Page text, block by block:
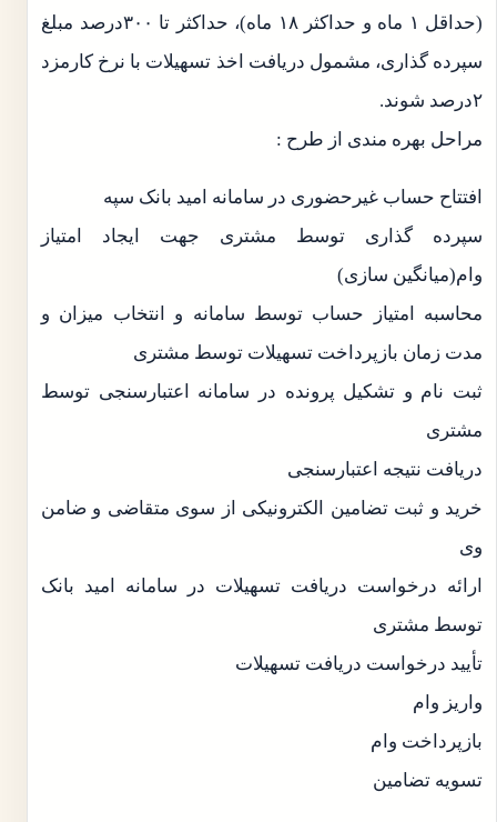
(حداقل ۱ ماه و حداکثر ۱۸ ماه)، حداکثر تا ۳۰۰درصد مبلغ
سپرده­ گذاری، مشمول دریافت اخذ تسهیلات با نرخ کارمزد
۲درصد شوند.
مراحل بهره مندی از طرح :
افتتاح حساب غیرحضوری در سامانه امید بانک سپه
سپرده گذاری توسط مشتری جهت ایجاد امتیاز
وام(میانگین سازی)
محاسبه امتیاز حساب توسط سامانه و انتخاب میزان و
مدت زمان بازپرداخت تسهیلات توسط مشتری
ثبت نام و تشکیل پرونده در سامانه اعتبارسنجی توسط
مشتری
دریافت نتیجه اعتبارسنجی
خرید و ثبت تضامین الکترونیکی از سوی متقاضی و ضامن
وی
ارائه درخواست دریافت تسهیلات در سامانه امید بانک
توسط مشتری
تأیید درخواست دریافت تسهیلات
واریز وام
بازپرداخت وام
تسویه تضامین